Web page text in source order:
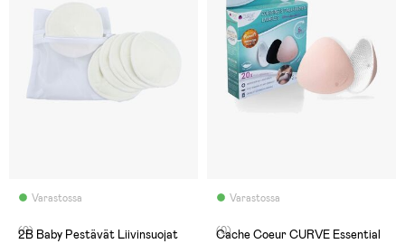
Varastossa
(0)
2B Baby Pestävät Liivinsuojat
Varastossa
(0)
Cache Coeur CURVE Essential